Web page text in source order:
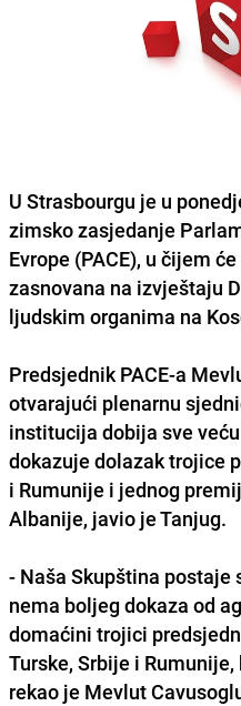
U Strasbourgu je u
zimsko zasjedanje
Evrope (PACE), u čijem
zasnovana na izvještaju
ljudskim organima na
Predsjednik PACE-a
otvarajući plenarnu
institucija dobija sve
dokazuje dolazak trojice
i Rumunije i jednog
Albanije, javio je Tanjug.
- Naša Skupština postaje
nema boljeg dokaza od
domaćini trojici
Turske, Srbije i
rekao je Mevlut